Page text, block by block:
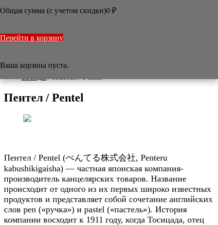
РОНБАОЧЖАЙ / RONGBAOZHAI
ИДЭГЭ / YIDEGE
Пентел / Pentel
Пентел / Pentel (ぺんてる株式会社, Penteru
kabushikigaisha) — частная японская компания-
производитель канцелярских товаров. Название
происходит от одного из их первых широко известных
продуктов и представляет собой сочетание английских
слов pen («ручка») и pastel («пастель»). История
компании восходит к 1911 году, когда Тосицада, отец
Общая сумма (с учетом скидки)0 ₽
Перейти в корзину
Ваша корзина пуста.